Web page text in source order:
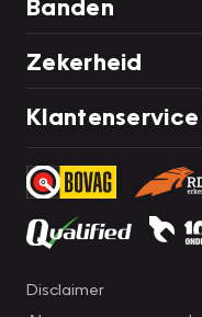
Banden
Zekerheid
Klantenservice
Disclaimer